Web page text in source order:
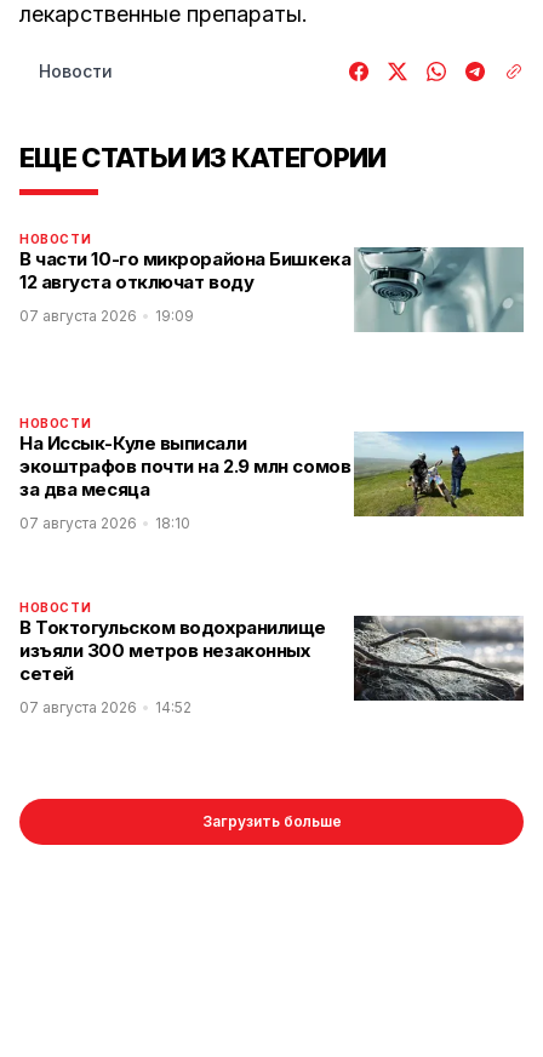
лекарственные препараты.
Новости
ЕЩЕ СТАТЬИ ИЗ КАТЕГОРИИ
НОВОСТИ
В части 10-го микрорайона Бишкека
12 августа отключат воду
07 августа 2026 19:09
НОВОСТИ
На Иссык-Куле выписали
экоштрафов почти на 2.9 млн сомов
за два месяца
07 августа 2026 18:10
НОВОСТИ
В Токтогульском водохранилище
изъяли 300 метров незаконных
сетей
07 августа 2026 14:52
Загрузить больше